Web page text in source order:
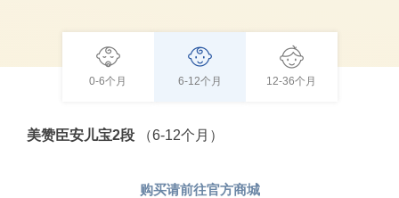
0-6个月 6-12个月 12-36个月
美赞臣安儿宝2段 （6-12个月）
购买请前往官方商城